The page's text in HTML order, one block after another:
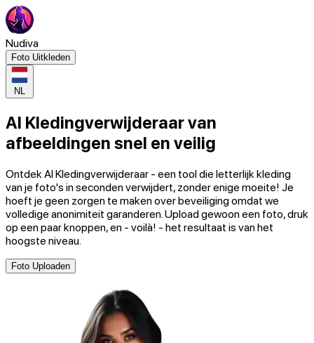
Nudiva
Foto Uitkleden
NL
AI Kledingverwijderaar van
afbeeldingen snel en veilig
Ontdek AI Kledingverwijderaar - een tool die letterlijk kleding
van je foto's in seconden verwijdert, zonder enige moeite! Je
hoeft je geen zorgen te maken over beveiliging omdat we
volledige anonimiteit garanderen. Upload gewoon een foto, druk
op een paar knoppen, en - voilà! - het resultaat is van het
hoogste niveau.
Foto Uploaden